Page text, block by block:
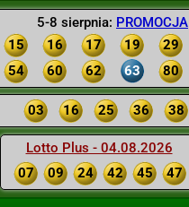
5-8 sierpnia: PROMOCJA
15 16 17 19
29
54 60 62 63 80
03 16 25 36 38
Lotto Plus - 04.08.2026
07
09 24 42 45 47